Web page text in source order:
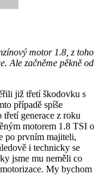
motor 1.8, z toho
Ale začněme pěkně od
již třetí škodovku s
případě spíše
třetí generace z roku
motorem 1.8 TSI o
po prvním majiteli,
i technicky se
jsme mu neměli co
My bychom